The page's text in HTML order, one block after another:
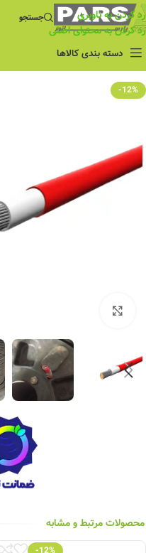
رد کردن به ناوبری
رد کردن به محتوای اصلی
جستجو
دسته بندی کالاها
چراغ مطالعه
لامپ
ریسه شلنگی و لاین نوری
-12%
محصولات مرتبط و مشابه